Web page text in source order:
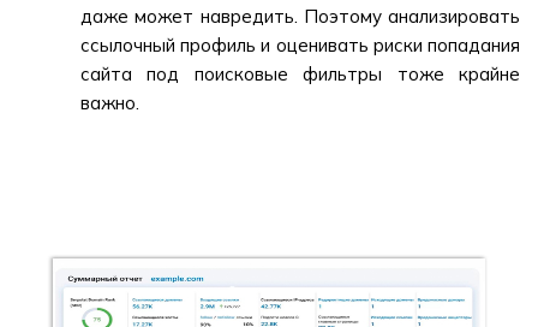
даже может навредить. Поэтому анализировать
ссылочный профиль и оценивать риски попадания
сайта под поисковые фильтры тоже крайне
важно.